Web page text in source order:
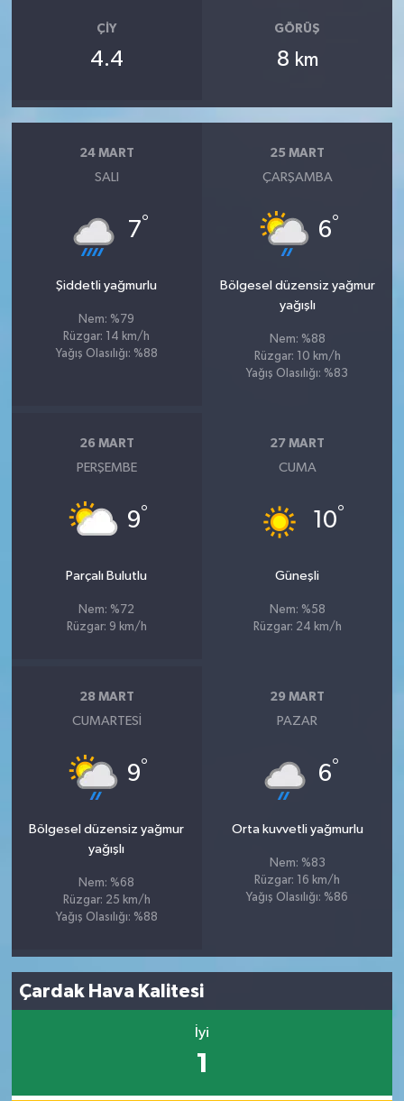
ÇIY
4.4
GÖRÜŞ
8 km
24 MART
SALI
7°
Şiddetli yağmurlu
Nem: %79
Rüzgar: 14 km/h
Yağış Olasılığı: %88
25 MART
ÇARŞAMBA
6°
Bölgesel düzensiz yağmur
yağışlı
Nem: %88
Rüzgar: 10 km/h
Yağış Olasılığı: %83
26 MART
PERŞEMBE
9°
Parçalı Bulutlu
Nem: %72
Rüzgar: 9 km/h
27 MART
CUMA
10°
Güneşli
Nem: %58
Rüzgar: 24 km/h
28 MART
CUMARTESI
9°
Bölgesel düzensiz yağmur
yağışlı
Nem: %68
Rüzgar: 25 km/h
Yağış Olasılığı: %88
29 MART
PAZAR
6°
Orta kuvvetli yağmurlu
Nem: %83
Rüzgar: 16 km/h
Yağış Olasılığı: %86
Çardak Hava Kalitesi
İyi
1